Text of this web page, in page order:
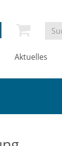
Aktuelles